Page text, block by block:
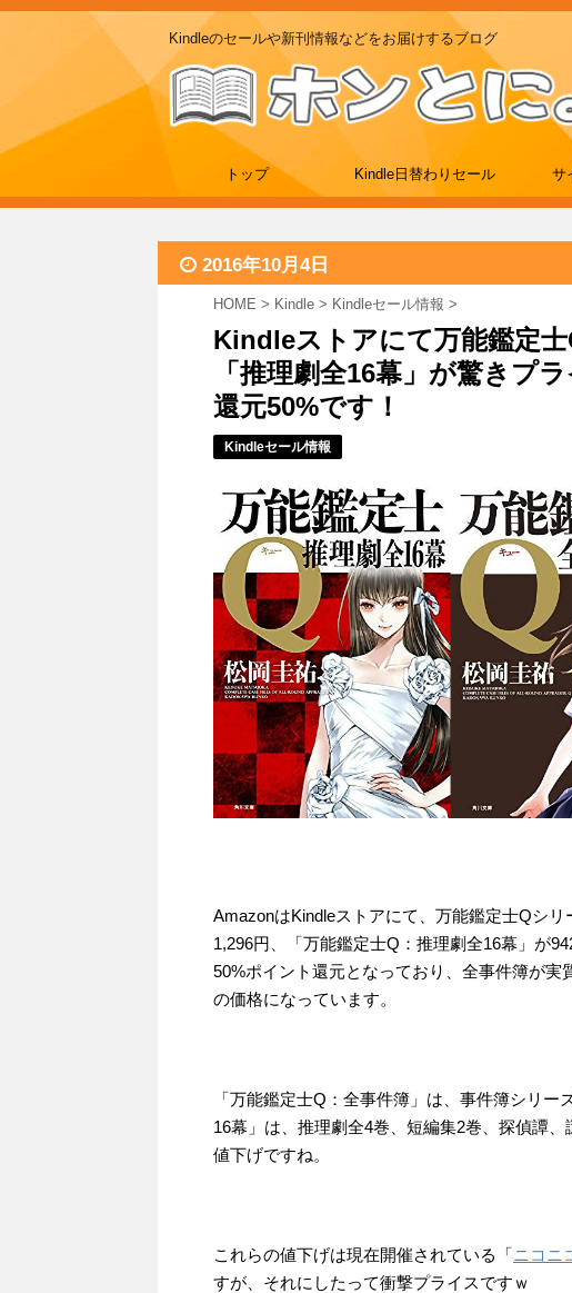
Kindleのセールや新刊情報などをお届けするブログ
トップ Kindle日替わりセール サ
2016年10月4日
HOME > Kindle > Kindleセール情報 >
Kindleストアにて万能鑑定
「推理劇全16幕」が驚きプ
還元50%です！
Kindleセール情報
AmazonはKindleストアにて、万能鑑定士Qシ
1,296円、「万能鑑定士Q：推理劇全16幕」が
50%ポイント還元となっており、全事件簿が実
の価格になっています。
「万能鑑定士Q：全事件簿」は、事件簿シリ
16幕」は、推理劇全4巻、短編集2巻、探偵譚
値下げですね。
これらの値下げは現在開催されている「ニコニ
すが、それにしたって衝撃プライスですｗ